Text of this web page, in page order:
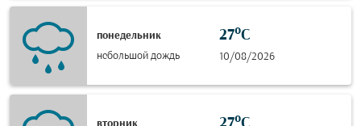
понедельник
небольшой дождь
27°C
10/08/2026
вторник